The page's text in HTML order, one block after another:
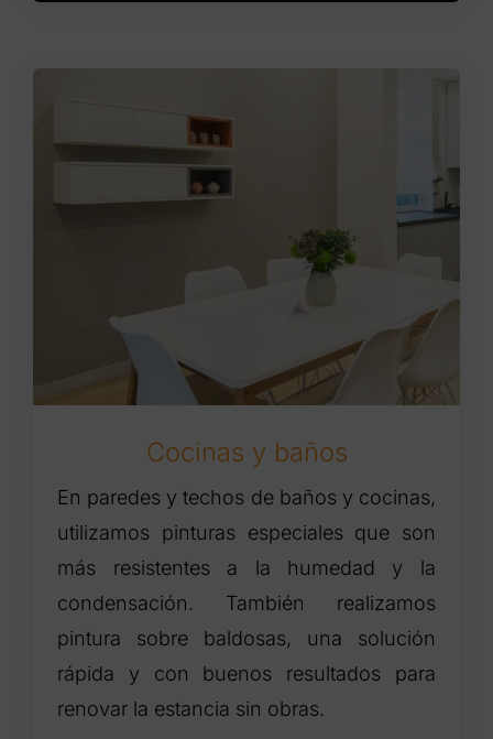
Cocinas y baños
En paredes y techos de baños y cocinas,
utilizamos pinturas especiales que son
más resistentes a la humedad y la
condensación. También realizamos
pintura sobre baldosas, una solución
rápida y con buenos resultados para
renovar la estancia sin obras.